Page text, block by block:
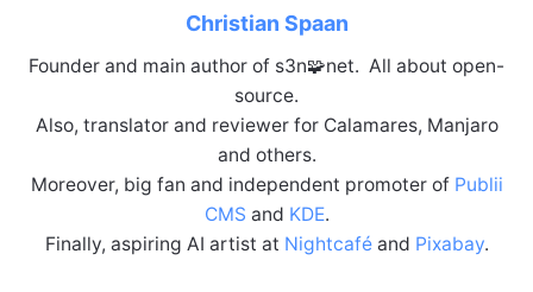
Christian Spaan
Founder and main author of s3n🧩net. All about open-
source.
Also, translator and reviewer for Calamares, Manjaro
and others.
Moreover, big fan and independent promoter of Publii
CMS and KDE.
Finally, aspiring AI artist at Nightcaféand Pixabay.